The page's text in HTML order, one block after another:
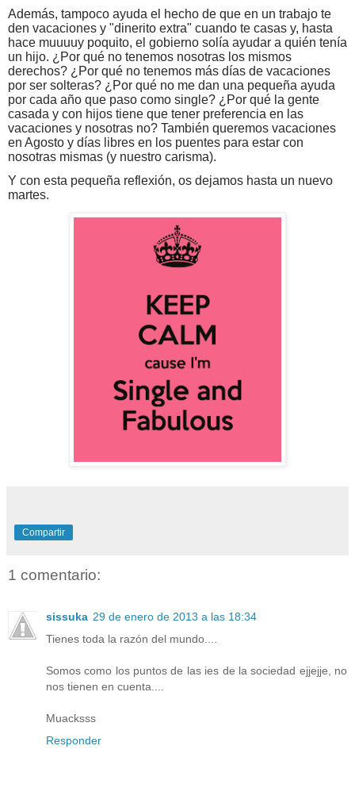
Además, tampoco ayuda el hecho de que en un trabajo te
den vacaciones y "dinerito extra" cuando te casas y, hasta
hace muuuuy poquito, el gobierno solía ayudar a quién tenía
un hijo. ¿Por qué no tenemos nosotras los mismos
derechos? ¿Por qué no tenemos más días de vacaciones
por ser solteras? ¿Por qué no me dan una pequeña ayuda
por cada año que paso como single? ¿Por qué la gente
casada y con hijos tiene que tener preferencia en las
vacaciones y nosotras no? También queremos vacaciones
en Agosto y días libres en los puentes para estar con
nosotras mismas (y nuestro carisma).
Y con esta pequeña reflexión, os dejamos hasta un nuevo
martes.
Compartir
1 comentario:
sissuka 29 de enero de 2013 a las 18:34
Tienes toda la razón del mundo....
Somos como los puntos de las ies de la sociedad ejjejje, no
nos tienen en cuenta....
Muacksss
Responder